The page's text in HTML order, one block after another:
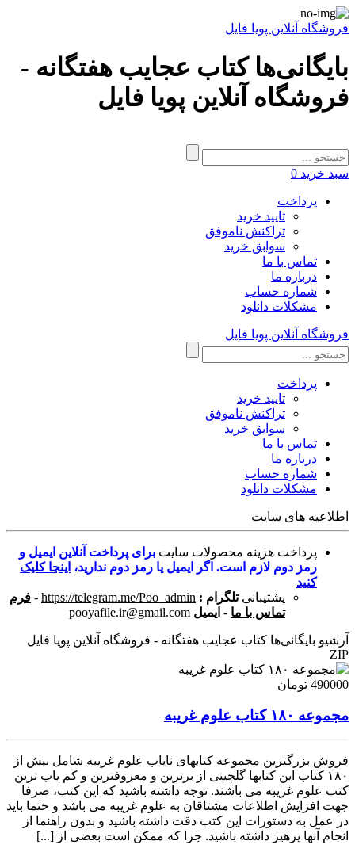
فروشگاه آنلاین پویا فایل
بایگانی‌ها کتاب عجایب ھفتگانه -
فروشگاه آنلاین پویا فایل
سبد خرید 0
پرداخت
تایید خرید
تراکنش ناموفق
سوابق خرید
تماس با ما
درباره ما
شماره حساب
مشکلات دانلود
فروشگاه آنلاین پویا فایل
پرداخت
تایید خرید
تراکنش ناموفق
سوابق خرید
تماس با ما
درباره ما
شماره حساب
مشکلات دانلود
اطلاعیه های سایت
پرداخت هزینه محصولات سایت برای پرداخت آنلاین ایمیل و
رمز دوم لازم است. اگر ایمیل یا رمز دوم ندارید، اینجا کلیک
کنید
پشتیبانی تلگرام : https://telegram.me/Poo_admin
- فرم
تماس با ما - ایمیل pooyafile.ir@gmail.com
آرشیو بایگانی‌ها کتاب عجایب ھفتگانه - فروشگاه آنلاین پویا فایل
ZIP
490000 تومان
مجموعه ۱۸۰ کتاب علوم غریبه
فروش بزرگترین مجموعه کتابهای نایاب علوم غریبه شامل بیش از
۱۸۰ کتاب این کتابها گلچینی از برترین و معروفترین و کم یاب ترین
کتب علوم غریبه می باشند. توجه داشته باشید که این کتب، صرفا
جهت افزایش اطلاعات مشتاقان به علوم غریبه می باشد و حتما باید
در عمل به دستورات این کتب دقت داشته باشید و بدون راهنما از
انجام آنها پرهیز داشته باشید. چرا که ممکن است بعضی از [...]